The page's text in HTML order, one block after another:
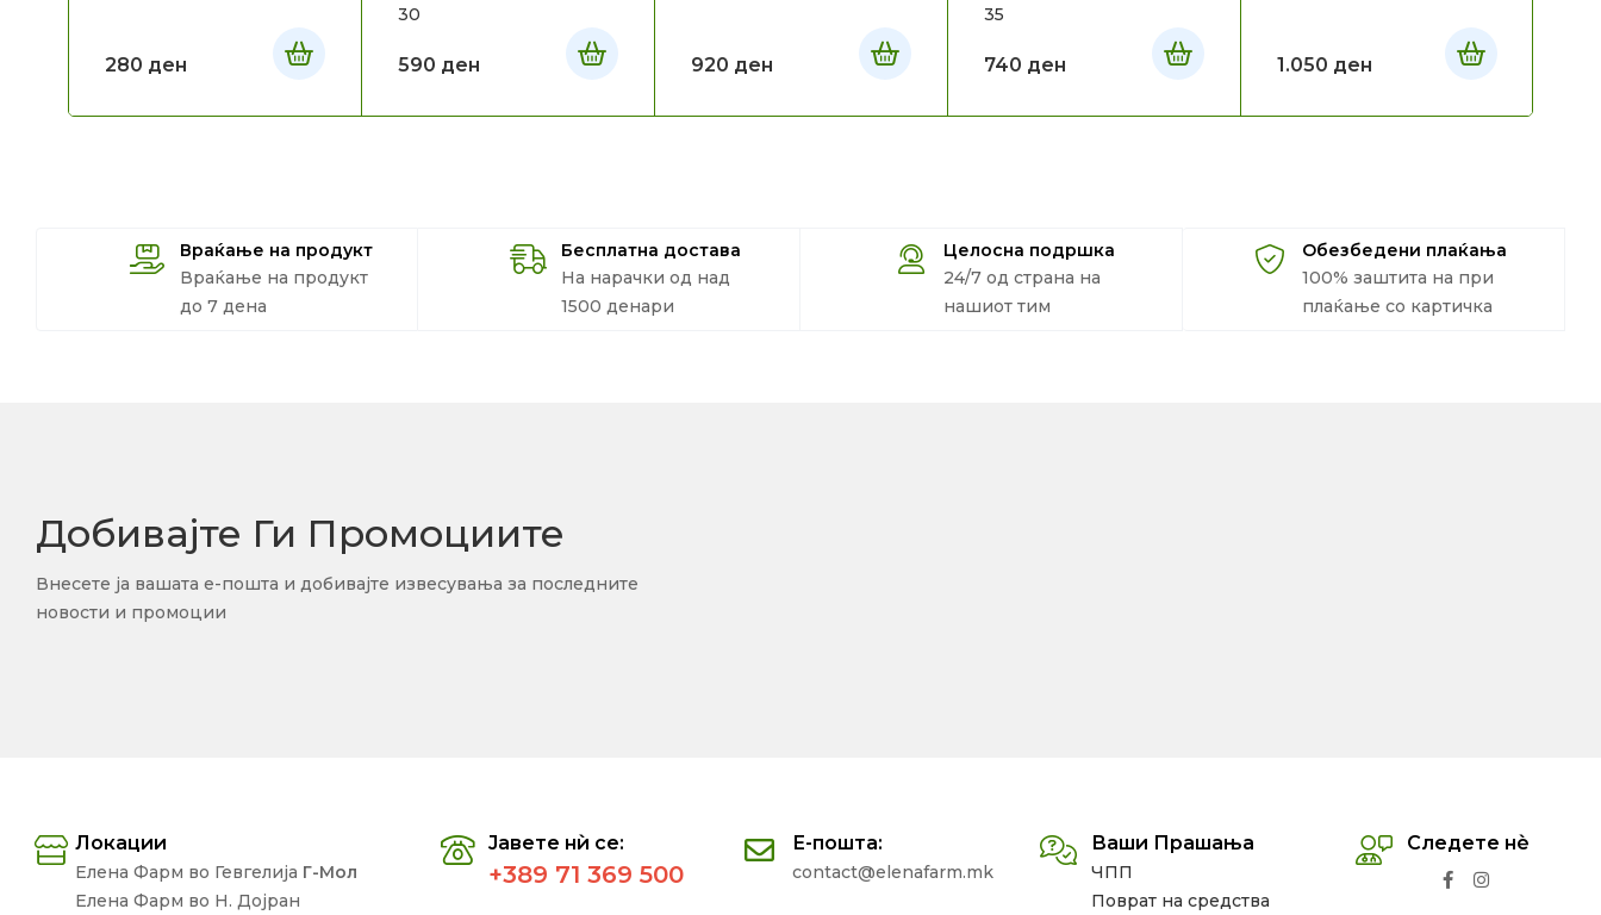
280 ден
30
590 ден 920 ден
35
740 ден 1.050 ден
Враќање на продукт
Враќање на продукт
до 7 дена
Бесплатна достава
На нарачки од над
1500 денари
Целосна подршка
24/7 од страна на
нашиот тим
Обезбедени плаќања
100% заштита на при
плаќање со картичка
Добивајте Ги Промоциите
Внесете ја вашата е-пошта и добивајте извесувања за последните
новости и промоции
Локации
Елена Фарм во Гевгелија Г-Мол
Елена Фарм во Н. Дојран
Јавете нѝ се:
+389 71 369 500
Е-пошта:
contact@elenafarm.mk
Ваши Прашања
ЧПП
Поврат на средства
Следете нѐ